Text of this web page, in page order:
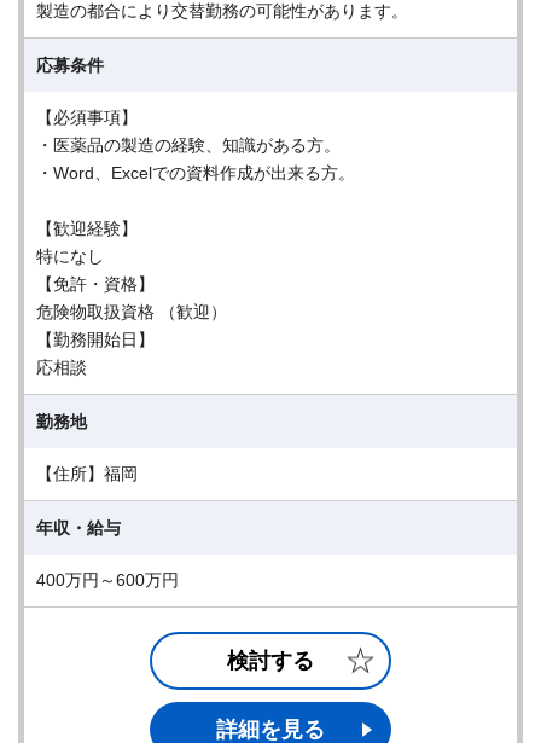
製造の都合により交替勤務の可能性があります。
応募条件
【必須事項】
・医薬品の製造の経験、知識がある方。
・Word、Excelでの資料作成が出来る方。
【歓迎経験】
特になし
【免許・資格】
危険物取扱資格 （歓迎）
【勤務開始日】
応相談
勤務地
【住所】福岡
年収・給与
400万円～600万円
検討する
詳細を見る